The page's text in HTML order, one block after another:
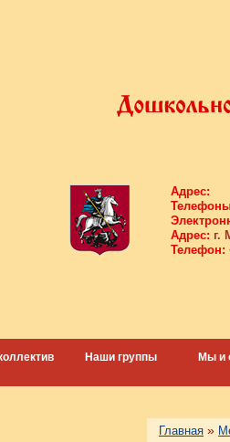
Адрес:
Адрес: г.
Телефон:
Наши группы Мы и
Главная »